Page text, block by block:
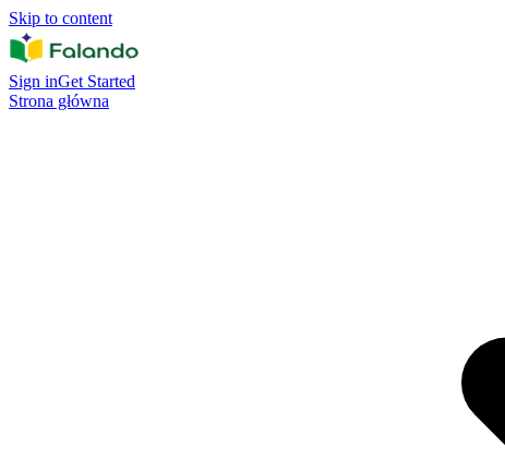
Skip to content
Sign inGet Started
Strona główna